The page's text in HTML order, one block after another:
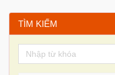
TÌM KIẾM